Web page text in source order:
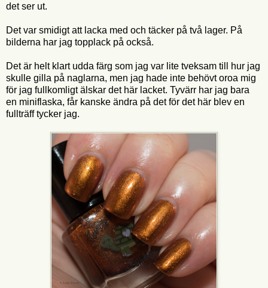
det ser ut.
Det var smidigt att lacka med och täcker på två lager. På
bilderna har jag topplack på också.
Det är helt klart udda färg som jag var lite tveksam till hur jag
skulle gilla på naglarna, men jag hade inte behövt oroa mig
för jag fullkomligt älskar det här lacket. Tyvärr har jag bara
en miniflaska, får kanske ändra på det för det här blev en
fullträff tycker jag.